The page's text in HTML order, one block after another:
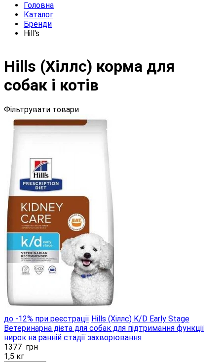
Головна
Каталог
Бренди
Hill's
Hills (Хіллс) корма для
собак і котів
Фільтрувати товари
до -12% при реєстрації Hills (Хіллс) K/D Early Stage
Ветеринарна дієта для собак для підтримання функції
нирок на ранній стадії захворювання
1377 грн
1,5 кг